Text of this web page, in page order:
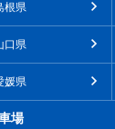
根県
口県
媛県
場